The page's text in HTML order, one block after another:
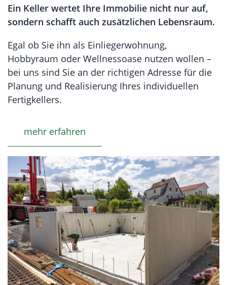
Ein Keller wertet Ihre Immobilie nicht nur auf,
sondern schafft auch zusätzlichen Lebensraum.
Egal ob Sie ihn als Einliegerwohnung,
Hobbyraum oder Wellnessoase nutzen wollen –
bei uns sind Sie an der richtigen Adresse für die
Planung und Realisierung Ihres individuellen
Fertigkellers.
mehr erfahren